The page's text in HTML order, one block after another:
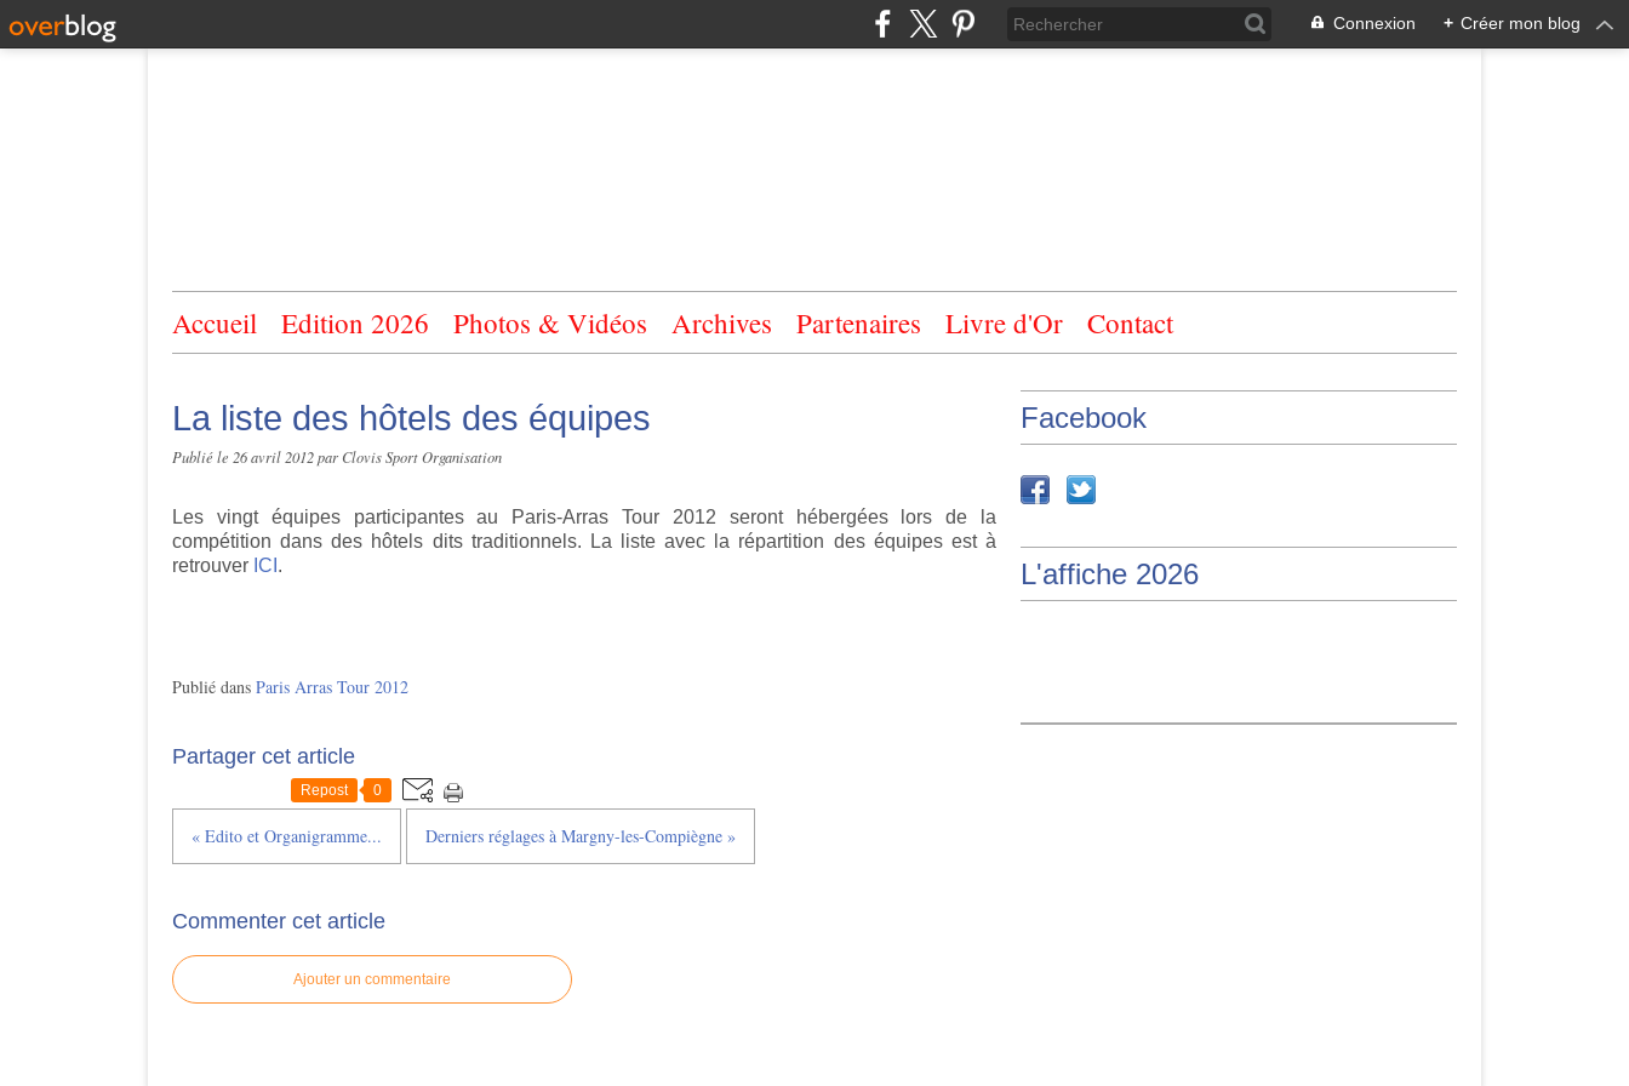
Connexion + Créer mon blog
Accueil Edition 2026 Photos & Vidéos Archives Partenaires Livre d'Or Contact
La liste des hôtels des équipes
Publié le 26 avril 2012par Clovis Sport Organisation
Les vingt équipes participantes au Paris-Arras Tour 2012 seront hébergées lors de la
compétition dans des hôtels dits traditionnels. La liste avec la répartition des équipes est à
retrouver ICI .
Publié dans Paris Arras Tour 2012
Partager cet article
Repost 0
« Edito et Organigramme... Derniers réglages à Margny-les-Compiègne »
Commenter cet article
Ajouter un commentaire
Facebook
L'affiche 2026